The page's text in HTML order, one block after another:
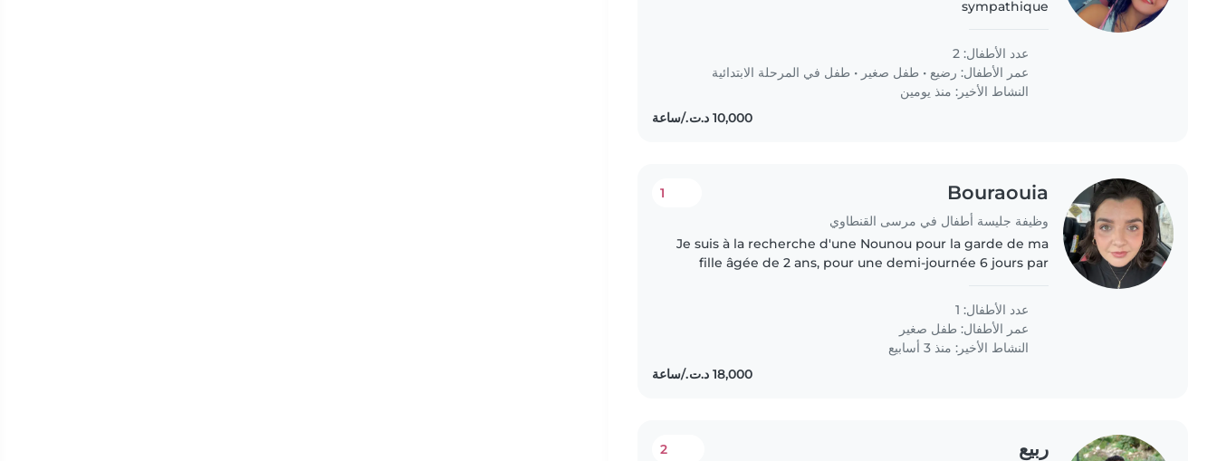
sympathique
عدد الأطفال: 2
عمر الأطفال: رضيع • طفل صغير • طفل في المرحلة الابتدائية
النشاط الأخير: منذ يومين
Bouraouia
وظيفة جليسة أطفال في مرسى القنطاوي
1
Je suis à la recherche d'une Nounou pour la garde de ma
fille âgée de 2 ans, pour une demi-journée 6 jours par
veux quelqu'un de..
عدد الأطفال: 1
عمر الأطفال: طفل صغير
النشاط الأخير: منذ 3 أسابيع
ربيع 2